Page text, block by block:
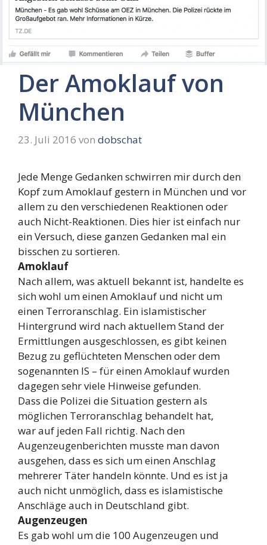
Der Amoklauf von
München
23. Juli 2016 von dobschat
Jede Menge Gedanken schwirren mir durch den
Kopf zum Amoklauf gestern in München und vor
allem zu den verschiedenen Reaktionen oder
auch Nicht-Reaktionen. Dies hier ist einfach nur
ein Versuch, diese ganzen Gedanken mal ein
bisschen zu sortieren.
Amoklauf
Nach allem, was aktuell bekannt ist, handelte es
sich wohl um einen Amoklauf und nicht um
einen Terroranschlag. Ein islamistischer
Hintergrund wird nach aktuellem Stand der
Ermittlungen ausgeschlossen, es gibt keinen
Bezug zu geflüchteten Menschen oder dem
sogenannten IS – für einen Amoklauf wurden
dagegen sehr viele Hinweise gefunden.
Dass die Polizei die Situation gestern als
möglichen Terroranschlag behandelt hat,
war auf jeden Fall richtig. Nach den
Augenzeugenberichten musste man davon
ausgehen, dass es sich um einen Anschlag
mehrerer Täter handeln könnte. Und es ist ja
auch nicht unmöglich, dass es islamistische
Anschläge auch in Deutschland gibt.
Augenzeugen
Es gab wohl um die 100 Augenzeugen und